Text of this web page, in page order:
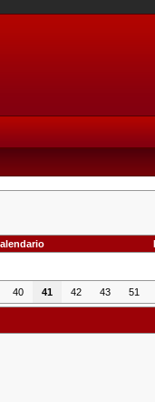
40 41 42 43 51